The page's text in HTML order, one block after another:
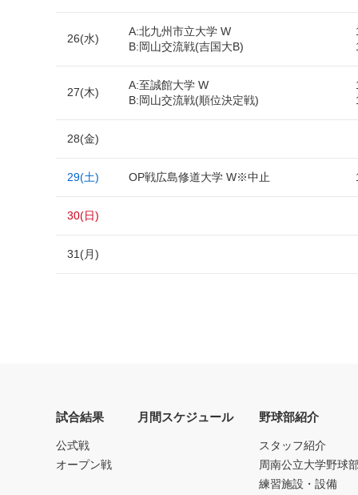
26(水)
A:北九州市立大学 W
B:岡山交流戦(吉国大B)
27(木)
A:至誠館大学 W
B:岡山交流戦(順位決定戦)
28(金)
29(土) OP戦広島修道大学 W※中止
30(日)
31(月)
試合結果
公式戦
オープン戦
月間スケジュール 野球部紹介
スタッフ紹介
周南公立大学野球
練習施設・設備